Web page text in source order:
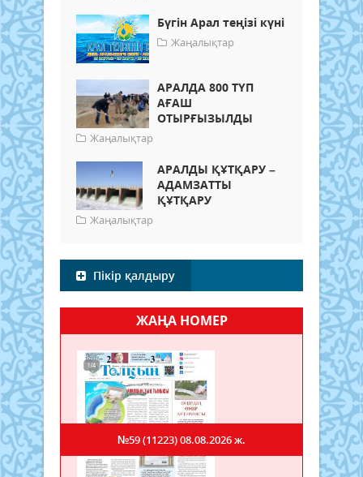
Бүгін Арал теңізі күні
Жаңалықтар
АРАЛДА 800 ТҮП
АҒАШ
ОТЫРҒЫЗЫЛДЫ
Жаңалықтар
АРАЛДЫ ҚҰТҚАРУ –
АДАМЗАТТЫ
ҚҰТҚАРУ
Жаңалықтар
Пікір қалдыру
ЖАҢА НОМЕР
№59 (11223)08.08.2026 ж.